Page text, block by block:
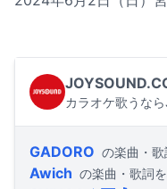
カラオケ歌うな
GADORO の楽曲・
Awich の楽曲・歌詞